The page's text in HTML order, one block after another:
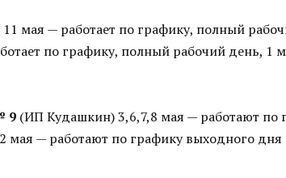
мая — работает по графику, полный
по графику, полный рабочий день, 1
9 (ИП Кудашкин) 3,6,7,8 мая — работают по
мая — работают по графику выходного дня